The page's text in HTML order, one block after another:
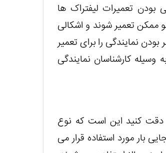
بودن تعمیرات لیفتراک ها
ممکن تعمیر شوند و اشکالی
بودن نمایندگی را برای تعمیر
کارشناسان نمایندگی
دقت کنید این است که نوع
بار مورد استفاده قرار می